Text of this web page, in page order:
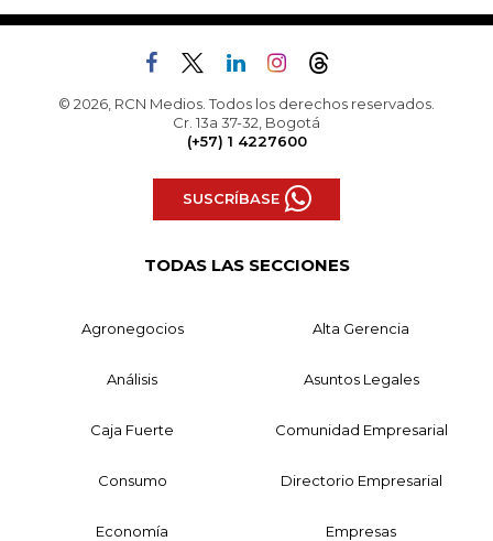
© 2026, RCN Medios. Todos los derechos reservados.
Cr. 13a 37-32, Bogotá
(+57) 1 4227600
SUSCRÍBASE
TODAS LAS SECCIONES
Agronegocios Alta Gerencia
Análisis Asuntos Legales
Caja Fuerte Comunidad Empresarial
Consumo Directorio Empresarial
Economía Empresas